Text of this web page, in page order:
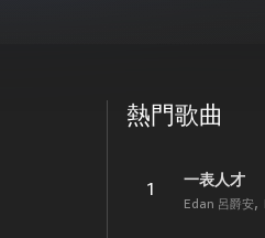
熱門歌曲
1
一表人才
Edan 呂爵安